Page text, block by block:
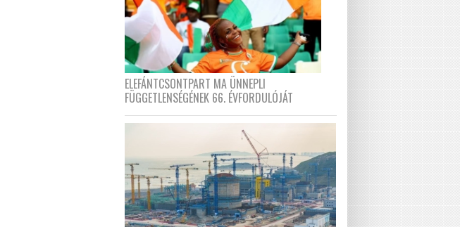
ELEFÁNTCSONTPART MA ÜNNEPLI
FÜGGETLENSÉGÉNEK 66. ÉVFORDULÓJÁT